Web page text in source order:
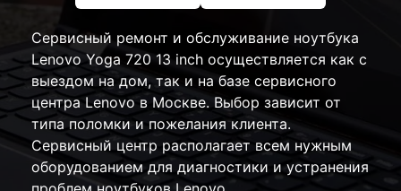
Сервисный ремонт и обслуживание ноутбука
Lenovo Yoga 720 13 inch осуществляется как с
выездом на дом, так и на базе сервисного
центра Lenovo в Москве. Выбор зависит от
типа поломки и пожелания клиента.
Сервисный центр располагает всем нужным
оборудованием для диагностики и устранения